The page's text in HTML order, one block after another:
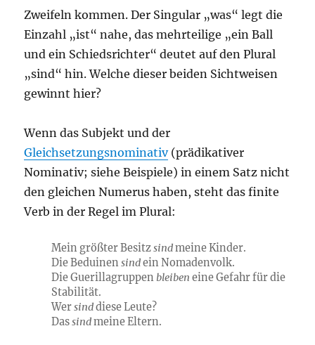
Zweifeln kommen. Der Singular „was“ legt die
Einzahl „ist“ nahe, das mehrteilige „ein Ball
und ein Schiedsrichter“ deutet auf den Plural
„sind“ hin. Welche dieser beiden Sichtweisen
gewinnt hier?
Wenn das Subjekt und der
Gleichsetzungsnominativ(prädikativer
Nominativ; siehe Beispiele) in einem Satz nicht
den gleichen Numerus haben, steht das finite
Verb in der Regel im Plural:
Mein größter Besitzsindmeine Kinder.
Die Beduinen sindein Nomadenvolk.
Die Guerillagruppen bleiben eine Gefahr für die
Stabilität.
Wersinddiese Leute?
Dassindmeine Eltern.